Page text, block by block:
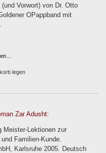
(und Vorwort) von Dr. Otto
OPappband mit
legen
Zar Adusht:
Meister-Lektionen zur
Familien-Kunde.
Karlsruhe 2005. Deutsch